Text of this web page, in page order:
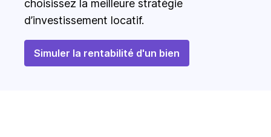
choisissez la meilleure stratégie
d’investissement locatif.
Simuler la rentabilité d'un bien